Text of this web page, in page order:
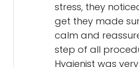
stress, they
get they made
calm and
step of all
Hygienist was